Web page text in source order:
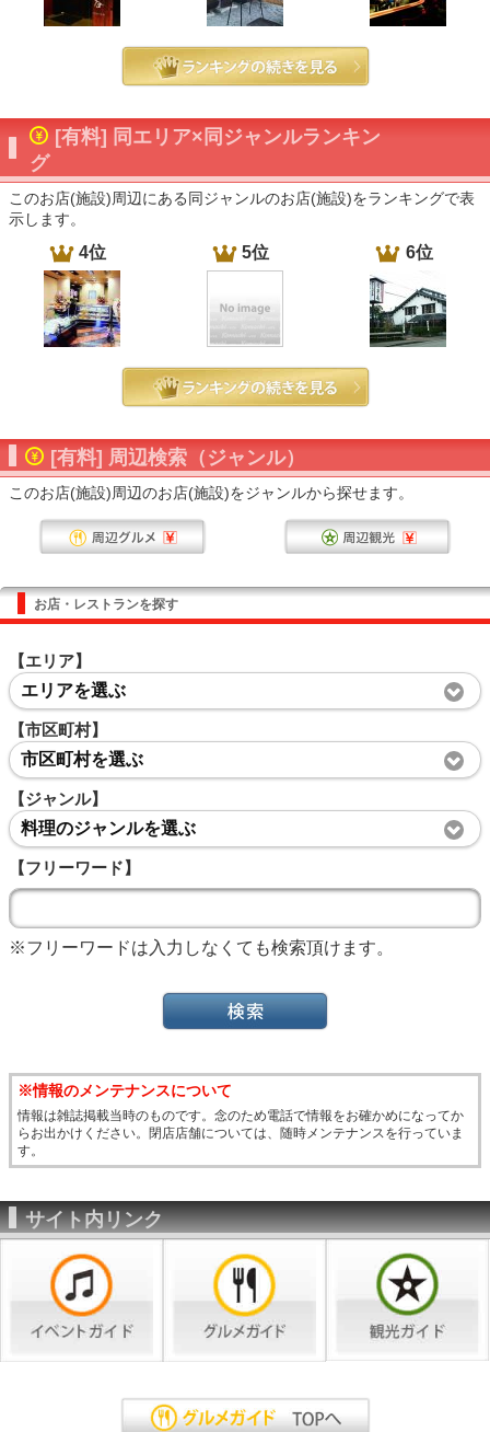
[有料] 同エリア×同ジャンルランキン
グ
このお店(施設)周辺にある同ジャンルのお店(施設)をランキングで表
示します。
4位 5位 6位
[有料] 周辺検索（ジャンル）
このお店(施設)周辺のお店(施設)をジャンルから探せます。
お店・レストランを探す
【エリア】
エリアを選ぶ
【市区町村】
市区町村を選ぶ
【ジャンル】
料理のジャンルを選ぶ
【フリーワード】
※フリーワードは入力しなくても検索頂けます。
※情報のメンテナンスについて
情報は雑誌掲載当時のものです。念のため電話で情報をお確かめになってか
らお出かけください。閉店店舗については、随時メンテナンスを行っていま
す。
サイト内リンク